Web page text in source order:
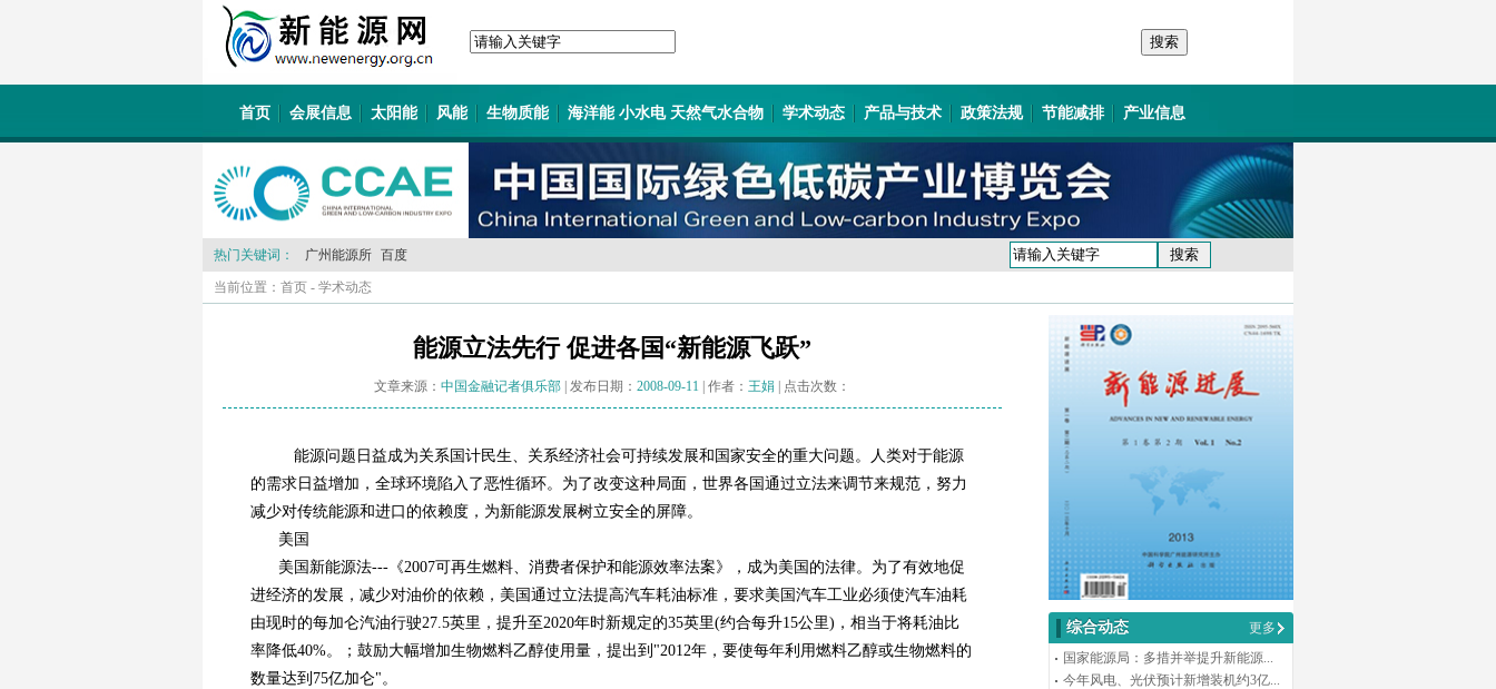
首页 会展信息 太阳能 风能 生物质能 海洋能 小水电 天然气水合物 学术动态 产品与技术 政策法规 节能减排 产业信息
热门关键词： 广州能源所 百度
当前位置： 首页 - 学术动态
能源立法先行 促进各国“新能源飞跃”
文章来源： 中国金融记者俱乐部 | 发布日期： 2008-09-11 | 作者： 王娟 | 点击次数：
能源问题日益成为关系国计民生、关系经济社会可持续发展和国家安全的重大问题。人类对于能源
的需求日益增加，全球环境陷入了恶性循环。为了改变这种局面，世界各国通过立法来调节来规范，努力
减少对传统能源和进口的依赖度，为新能源发展树立安全的屏障。
美国
美国新能源法---《2007可再生燃料、消费者保护和能源效率法案》，成为美国的法律。为了有效地促
进经济的发展，减少对油价的依赖，美国通过立法提高汽车耗油标准，要求美国汽车工业必须使汽车油耗
由现时的每加仑汽油行驶27.5英里，提升至2020年时新规定的35英里(约合每升15公里)，相当于将耗油比
率降低40%。；鼓励大幅增加生物燃料乙醇使用量，提出到"2012年，要使每年利用燃料乙醇或生物燃料的
数量达到75亿加仑"。
综合动态
更多
国家能源局：多措并举提升新能源...
今年风电、光伏预计新增装机约3亿...